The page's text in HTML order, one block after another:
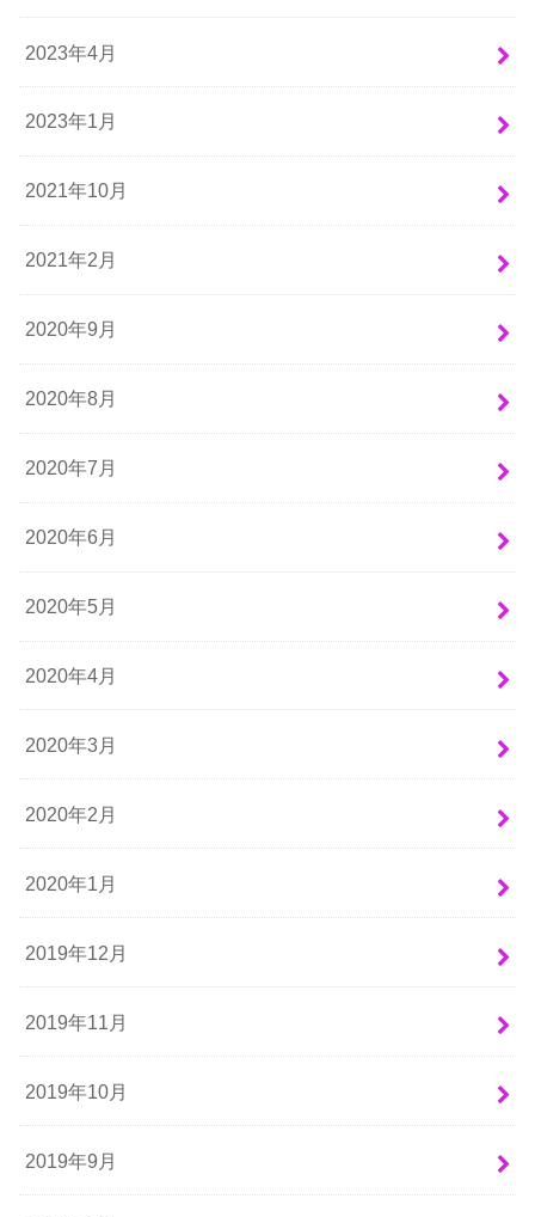
2023年4月
2023年1月
2021年10月
2021年2月
2020年9月
2020年8月
2020年7月
2020年6月
2020年5月
2020年4月
2020年3月
2020年2月
2020年1月
2019年12月
2019年11月
2019年10月
2019年9月